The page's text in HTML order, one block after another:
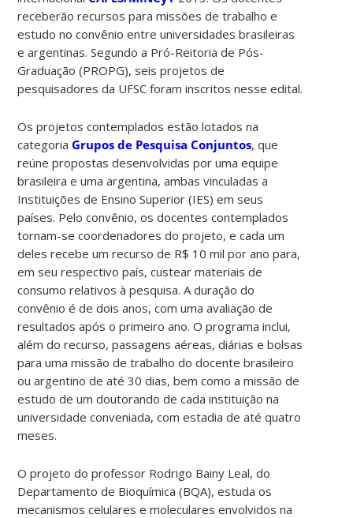
receberão recursos para missões de trabalho e
estudo no convênio entre universidades brasileiras
e argentinas. Segundo a Pró-Reitoria de Pós-
Graduação (PROPG), seis projetos de
pesquisadores da UFSC foram inscritos nesse edital.
Os projetos contemplados estão lotados na
categoriaGrupos de Pesquisa Conjuntos, que
reúne propostas desenvolvidas por uma equipe
brasileira e uma argentina, ambas vinculadas a
Instituições de Ensino Superior (IES) em seus
países. Pelo convênio, os docentes contemplados
tornam-se coordenadores do projeto, e cada um
deles recebe um recurso de R$ 10 mil por ano para,
em seu respectivo país, custear materiais de
consumo relativos à pesquisa. A duração do
convênio é de dois anos, com uma avaliação de
resultados após o primeiro ano. O programa inclui,
além do recurso, passagens aéreas, diárias e bolsas
para uma missão de trabalho do docente brasileiro
ou argentino de até 30 dias, bem como a missão de
estudo de um doutorando de cada instituição na
universidade conveniada, com estadia de até quatro
meses.
O projeto do professor Rodrigo Bainy Leal, do
Departamento de Bioquímica (BQA), estuda os
mecanismos celulares e moleculares envolvidos na